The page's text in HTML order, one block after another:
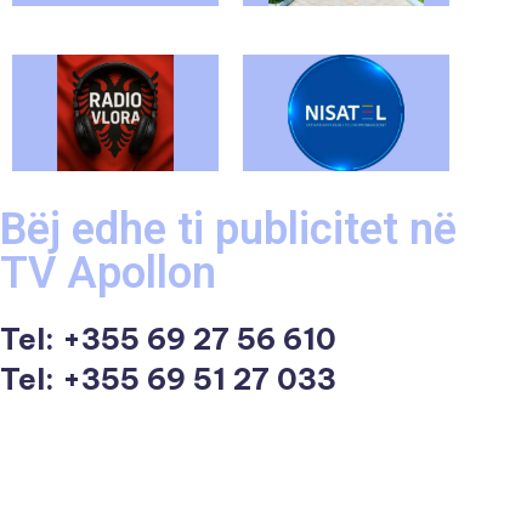
Bëj edhe ti publicitet në
TV Apollon
Tel: +355 69 27 56 610
Tel: +355 69 51 27 033